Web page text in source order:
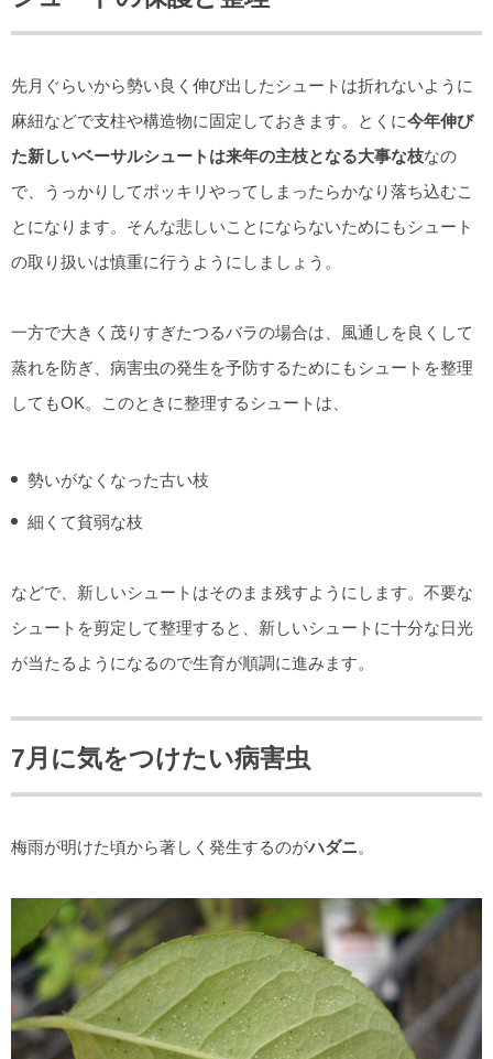
先月ぐらいから勢い良く伸び出したシュートは折れないように
麻紐などで支柱や構造物に固定しておきます。とくに今年伸び
た新しいベーサルシュートは来年の主枝となる大事な枝なの
で、うっかりしてポッキリやってしまったらかなり落ち込むこ
とになります。そんな悲しいことにならないためにもシュート
の取り扱いは慎重に行うようにしましょう。
一方で大きく茂りすぎたつるバラの場合は、風通しを良くして
蒸れを防ぎ、病害虫の発生を予防するためにもシュートを整理
してもOK。このときに整理するシュートは、
勢いがなくなった古い枝
細くて貧弱な枝
などで、新しいシュートはそのまま残すようにします。不要な
シュートを剪定して整理すると、新しいシュートに十分な日光
が当たるようになるので生育が順調に進みます。
7月に気をつけたい病害虫
梅雨が明けた頃から著しく発生するのがハダニ。